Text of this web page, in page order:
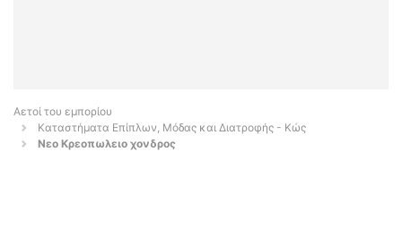
Αετοί του εμπορίου
Καταστήματα Επίπλων, Μόδας και Διατροφής - Κώς
Νεο Κρεοπωλειο χονδρος